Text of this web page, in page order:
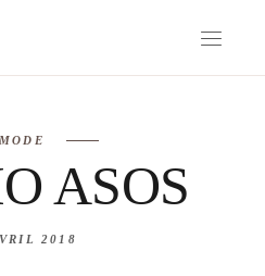
MODE
ASOS
2018